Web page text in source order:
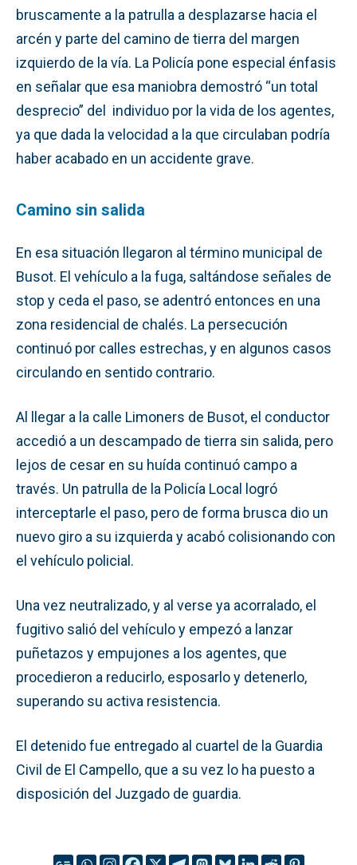
bruscamente a la patrulla a desplazarse hacia el
arcén y parte del camino de tierra del margen
izquierdo de la vía. La Policía pone especial énfasis
en señalar que esa maniobra demostró “un total
desprecio” del individuo por la vida de los agentes,
ya que dada la velocidad a la que circulaban podría
haber acabado en un accidente grave.
Camino sin salida
En esa situación llegaron al término municipal de
Busot. El vehículo a la fuga, saltándose señales de
stop y ceda el paso, se adentró entonces en una
zona residencial de chalés. La persecución
continuó por calles estrechas, y en algunos casos
circulando en sentido contrario.
Al llegar a la calle Limoners de Busot, el conductor
accedió a un descampado de tierra sin salida, pero
lejos de cesar en su huída continuó campo a
través. Un patrulla de la Policía Local logró
interceptarle el paso, pero de forma brusca dio un
nuevo giro a su izquierda y acabó colisionando con
el vehículo policial.
Una vez neutralizado, y al verse ya acorralado, el
fugitivo salió del vehículo y empezó a lanzar
puñetazos y empujones a los agentes, que
procedieron a reducirlo, esposarlo y detenerlo,
superando su activa resistencia.
El detenido fue entregado al cuartel de la Guardia
Civil de El Campello, que a su vez lo ha puesto a
disposición del Juzgado de guardia.